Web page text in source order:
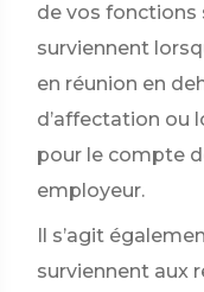
de vos fonctions
surviennent
en réunion en
d’affectation ou
pour le compte
employeur.
Il s’agit
surviennent aux